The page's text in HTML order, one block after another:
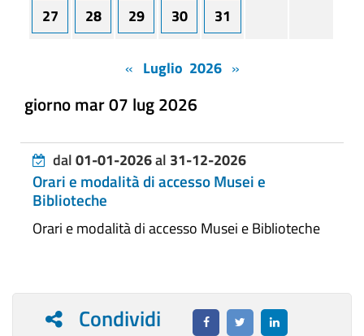
27 28 29 30 31
« Luglio 2026 »
giorno mar 07 lug 2026
dal01-01-2026al 31-12-2026
Orari e modalità di accesso Musei e
Biblioteche
Orari e modalità di accesso Musei e Biblioteche
Condividi